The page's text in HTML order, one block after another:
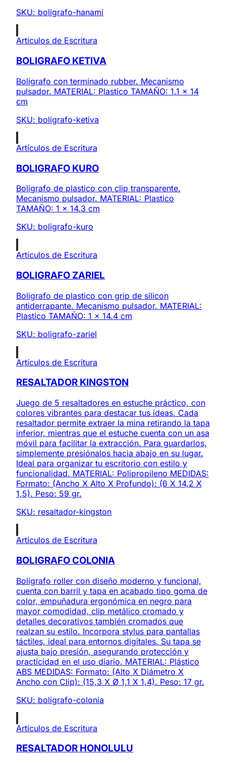
SKU: boligrafo-hanami
Artículos de Escritura
BOLIGRAFO KETIVA
Boligrafo con terminado rubber. Mecanismo
pulsador. MATERIAL: Plastico TAMAÑO: 1.1 x 14
cm
SKU: boligrafo-ketiva
Artículos de Escritura
BOLIGRAFO KURO
Boligrafo de plastico con clip transparente.
Mecanismo pulsador. MATERIAL: Plastico
TAMAÑO: 1 x 14.3 cm
SKU: boligrafo-kuro
Artículos de Escritura
BOLIGRAFO ZARIEL
Boligrafo de plastico con grip de silicon
antiderrapante. Mecanismo pulsador. MATERIAL:
Plastico TAMAÑO: 1 x 14.4 cm
SKU: boligrafo-zariel
Artículos de Escritura
RESALTADOR KINGSTON
Juego de 5 resaltadores en estuche práctico, con
colores vibrantes para destacar tus ideas. Cada
resaltador permite extraer la mina retirando la tapa
inferior, mientras que el estuche cuenta con un asa
móvil para facilitar la extracción. Para guardarlos,
simplemente presiónalos hacia abajo en su lugar.
Ideal para organizar tu escritorio con estilo y
funcionalidad. MATERIAL: Polipropileno MEDIDAS:
Formato: (Ancho X Alto X Profundo): (6 X 14,2 X
1,5). Peso: 59 gr.
SKU: resaltador-kingston
Artículos de Escritura
BOLIGRAFO COLONIA
Bolígrafo roller con diseño moderno y funcional,
cuenta con barril y tapa en acabado tipo goma de
color, empuñadura ergonómica en negro para
mayor comodidad, clip metálico cromado y
detalles decorativos también cromados que
realzan su estilo. Incorpora stylus para pantallas
táctiles, ideal para entornos digitales. Su tapa se
ajusta bajo presión, asegurando protección y
practicidad en el uso diario. MATERIAL: Plástico
ABS MEDIDAS: Formato: (Alto X Diámetro X
Ancho con Clip): (15,3 X Ø 1,1 X 1,4). Peso: 17 gr.
SKU: boligrafo-colonia
Artículos de Escritura
RESALTADOR HONOLULU